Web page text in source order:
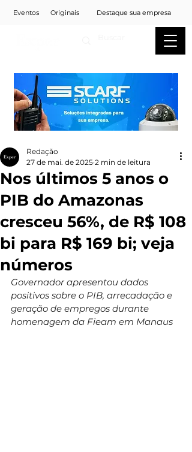
Eventos Originais Destaque sua empresa
Nos últimos 5 anos o
PIB do Amazonas
cresceu 56%, de R$ 108
bi para R$ 169 bi; veja
números
Redação
27 de mai. de 2025 2 min de leitura
Governador apresentou dados
positivos sobre o PIB, arrecadação e
geração de empregos durante
homenagem da Fieam em Manaus